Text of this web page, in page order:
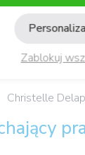
wszystkich,
Christelle
Zablokuj